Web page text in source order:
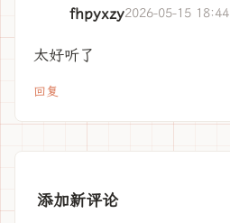
fhpyxzy2026-05-15 18:44
太好听了
回复
添加新评论